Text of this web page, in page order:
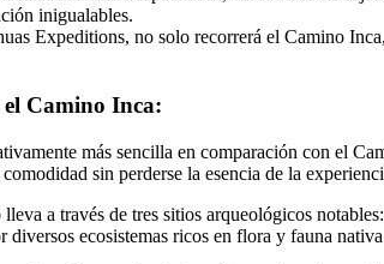
inigualables.
Expeditions, no solo recorrerá el Camino
Camino Inca:
más sencilla en comparación con el
sin perderse la esencia de la
a través de tres sitios arqueológicos
ecosistemas ricos en flora y fauna